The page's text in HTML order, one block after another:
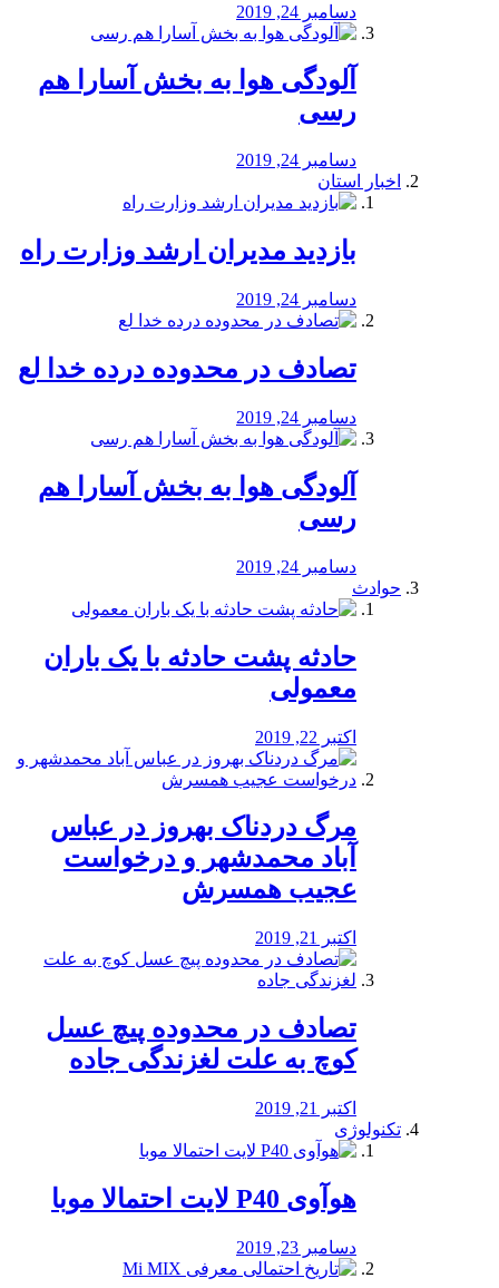
دسامبر 24, 2019
آلودگی هوا به بخش آسارا هم
رسی
دسامبر 24, 2019
اخبار استان
بازدید مدیران ارشد وزارت راه
دسامبر 24, 2019
تصادف در محدوده درده خدا لع
دسامبر 24, 2019
آلودگی هوا به بخش آسارا هم
رسی
دسامبر 24, 2019
حوادث
️حادثه پشت حادثه با یک باران
معمولی
اکتبر 22, 2019
مرگ دردناک بهروز در عباس
آباد محمدشهر و درخواست
عجیب همسرش
اکتبر 21, 2019
تصادف در محدوده پیچ عسل
کوچ به علت لغزندگی جاده
اکتبر 21, 2019
تکنولوژی
هوآوی P40 لایت احتمالا موبا
دسامبر 23, 2019